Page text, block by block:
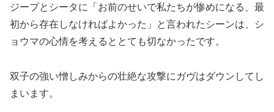
ジープとシータに「お前のせいで私たちが惨めになる、最
初から存在しなければよかった」と言われたシーンは、シ
ョウマの心情を考えるととても切なかったです。
双子の強い憎しみからの壮絶な攻撃にガヴはダウンしてし
まいます。